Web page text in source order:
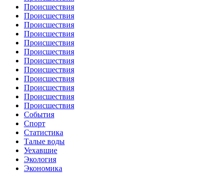
Происшествия
Происшествия
Происшествия
Происшествия
Происшествия
Происшествия
Происшествия
Происшествия
Происшествия
Происшествия
Происшествия
Происшествия
События
Спорт
Статистика
Талые воды
Уехавшие
Экология
Экономика